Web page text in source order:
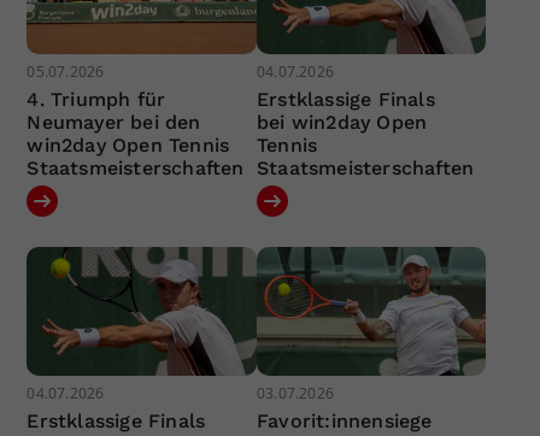
05.07.2026
4. Triumph für
Neumayer bei den
win2day Open Tennis
Staatsmeisterschaften
04.07.2026
Erstklassige Finals
bei win2day Open
Tennis
Staatsmeisterschaften
04.07.2026
Erstklassige Finals
03.07.2026
Favorit:innensiege